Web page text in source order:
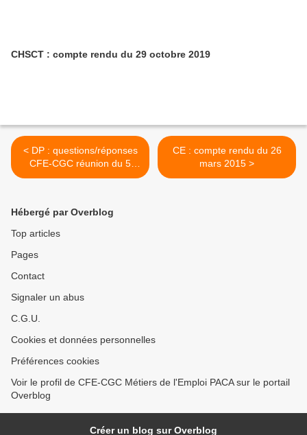
CHSCT : compte rendu du 29 octobre 2019
< DP : questions/réponses
CFE-CGC réunion du 5
Mars 2015
CE : compte rendu du 26
mars 2015 >
Hébergé par Overblog
Top articles
Pages
Contact
Signaler un abus
C.G.U.
Cookies et données personnelles
Préférences cookies
Voir le profil de CFE-CGC Métiers de l'Emploi PACA sur le portail
Overblog
Créer un blog sur Overblog